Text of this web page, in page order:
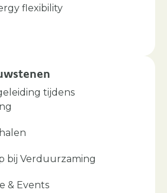
flexibility
tijdens
bij Verduurzaming
& Events